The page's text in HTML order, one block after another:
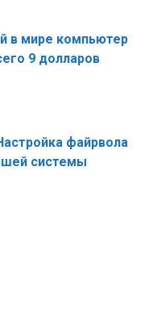
в мире компьютер
9 долларов
файрвола
системы